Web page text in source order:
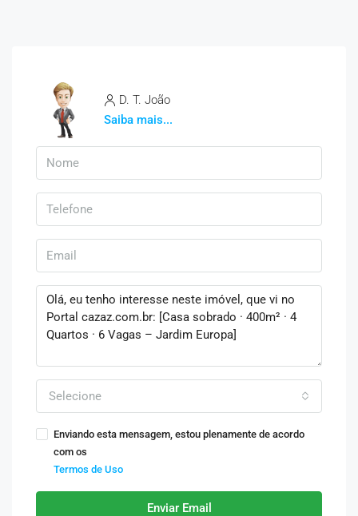
D. T. João
Saiba mais...
Selecione
Enviando esta mensagem, estou plenamente de acordo
com os
Termos de Uso
Enviar Email